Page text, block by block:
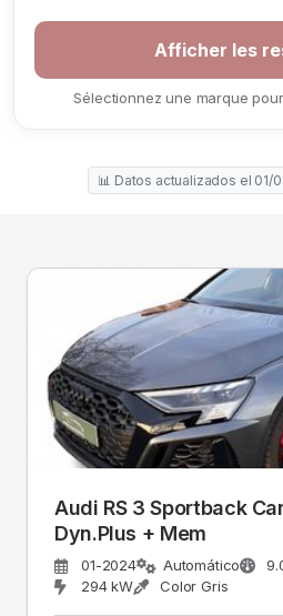
Sélectionnez une marque
📊 Datos actualizados el 01/
Audi RS 3 Sportback
Dyn.Plus + Mem
01-2024 Automático
294 kW
Color Gris